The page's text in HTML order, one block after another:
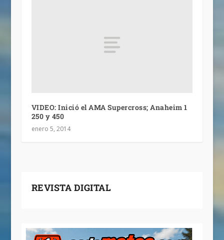
VIDEO: Inició el AMA Supercross; Anaheim 1
250 y 450
enero 5, 2014
REVISTA DIGITAL